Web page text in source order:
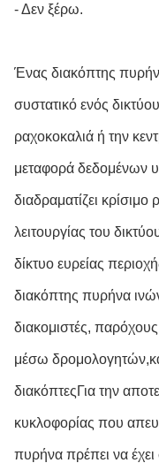
- Δεν ξέρω.
Ένας διακόπτης
συστατικό ενός
ραχοκοκαλιά ή την
μεταφορά δεδομένων
διαδραματίζει
λειτουργίας του
δίκτυο ευρείας
διακόπτης πυρήνα
διακομιστές,
μέσω
διακόπτεςΓια την
κυκλοφορίας που
πυρήνα πρέπει να έχει